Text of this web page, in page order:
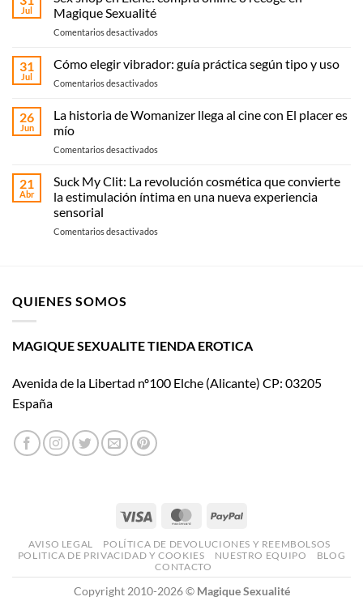
Jul
Magique Sexualité
Comentarios desactivadosen
shop
Elche:
online
en
Sexualité
31
Jul
Cómo elegir vibrador: guía práctica según tipo y uso
Comentarios desactivadosen
elegir
práctica
tipo
26
Jun
La historia de Womanizer llega al cine con El placer es
mío
Comentarios desactivadosen
historia
Womanizer
al
21
Abr
Suck My Clit: La revolución cosmética que convierte
la estimulación íntima en una nueva experiencia
sensorial
Comentarios desactivadosen
convierte
íntima
QUIENES SOMOS
MAGIQUE SEXUALITE TIENDA EROTICA
Avenida de la Libertad nº100 Elche (Alicante) CP: 03205
España
Visa MasterCardPayPal
AVISO LEGAL
POLÍTICA DE DEVOLUCIONES Y REEMBOLSOS
POLITICA DE PRIVACIDAD Y COOKIES
NUESTRO EQUIPO
BLOG
CONTACTO
Copyright 2010-2026 © Magique Sexualité